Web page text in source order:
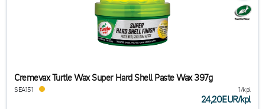
Cremevax Turtle Wax Super Hard Shell Paste Wax 397g
SEA151 1/kpl
24,20EUR/kpl